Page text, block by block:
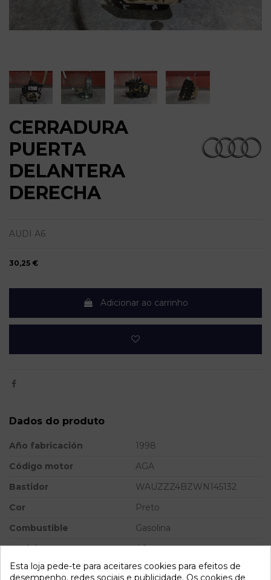
CERRADURA
PUERTA
DELANTERA
DERECHA
AUDI A6
30,25 €
Adicionar ao carrinho
Dados do produto
Año fabricación
1998
Código motor
AGA
Bastidor
WAUZZZ4BZWN145132
Cor
Preto
Combustible
Gasolina
Modelo
A6
Esta loja pede-te para aceitares cookies para efeitos de
desempenho, redes sociais e publicidade. Os cookies de